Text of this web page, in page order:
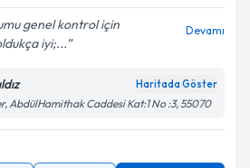
genel kontrol için
iyi;...
Devamı
Haritada Göster
AbdülHamithak Caddesi Kat:1 No :3, 55070